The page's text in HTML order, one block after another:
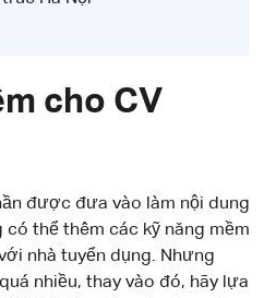
cho CV
được đưa vào làm nội dung
có thể thêm các kỹ năng mềm
nhà tuyển dụng. Nhưng
nhiều, thay vào đó, hãy lựa